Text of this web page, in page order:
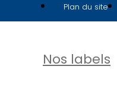
Plan du site
Nos labels